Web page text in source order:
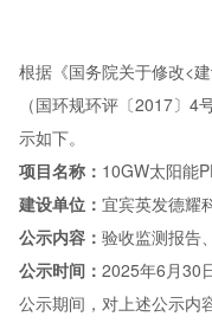
根据《国务院关于修改<
（国环规环评〔2017〕
示如下。
项目名称： 10GW太阳能
建设单位： 宜宾英发德耀
公示内容： 验收监测报告
公示时间： 2025年6月30
公示期间，对上述公示内